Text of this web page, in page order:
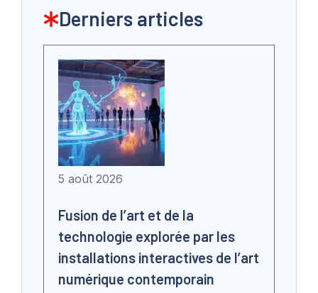
Derniers articles
5 août 2026
Fusion de l’art et de la
technologie explorée par les
installations interactives de l’art
numérique contemporain